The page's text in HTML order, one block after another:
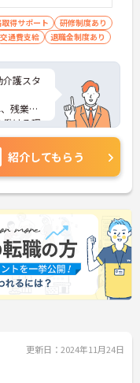
得サポート
研修制度あり
交通費支給 退職金制度あり
護スタ
残業も
働ける環
らに詳
い。
紹介してもらう
更新日：2024年11月24日